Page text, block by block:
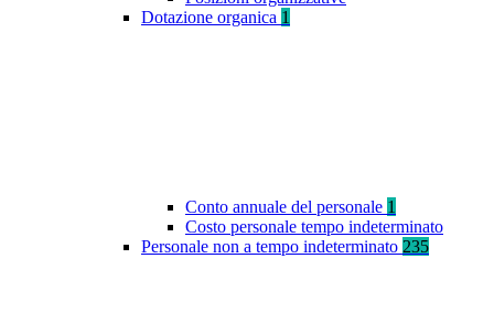
Dotazione organica 1
Conto annuale del personale 1
Costo personale tempo indeterminato
Personale non a tempo indeterminato 235